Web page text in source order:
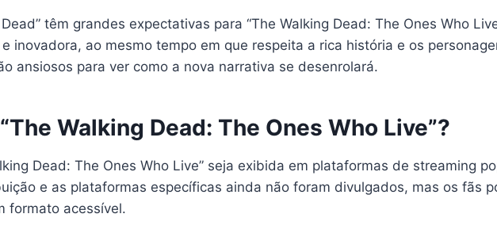
têm grandes expectativas para “The Walking Dead: The Ones Who
inovadora, ao mesmo tempo em que respeita a rica história e os
ansiosos para ver como a nova narrativa se desenrolará.
Walking Dead: The Ones Who Live”?
Dead: The Ones Who Live” seja exibida em plataformas de streaming
e as plataformas específicas ainda não foram divulgados, mas os fãs
formato acessível.